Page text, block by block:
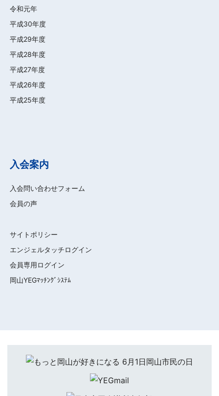
令和元年
平成30年度
平成29年度
平成28年度
平成27年度
平成26年度
平成25年度
入会案内
入会問い合わせフォーム
会員の声
サイトポリシー
エンジェルタッチログイン
会員専用ログイン
岡山YEGﾏｯﾁﾝｸﾞｼｽﾃﾑ